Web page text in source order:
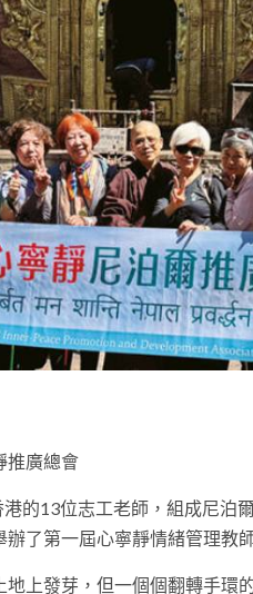
推廣總會
的13位志工老師，組成尼泊
了第一屆心寧靜情緒管理教
上發芽，但一個個翻轉手環